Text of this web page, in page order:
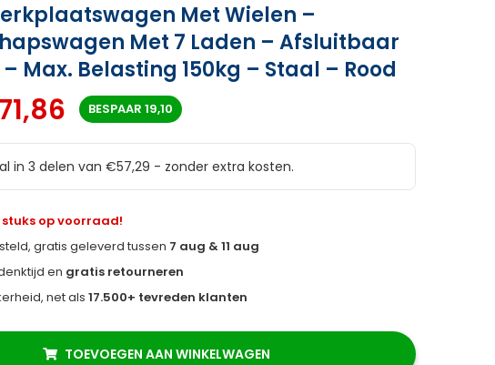
Met Wielen –
Met 7 Laden – Afsluitbaar
Max. Belasting 150kg – Staal – Rood
BESPAAR 19,10
in 3 delen van €57,29 - zonder extra kosten.
op voorraad!
gratis geleverd tussen 7 aug & 11 aug
en gratis retourneren
net als17.500+ tevreden klanten
TOEVOEGEN AAN WINKELWAGEN